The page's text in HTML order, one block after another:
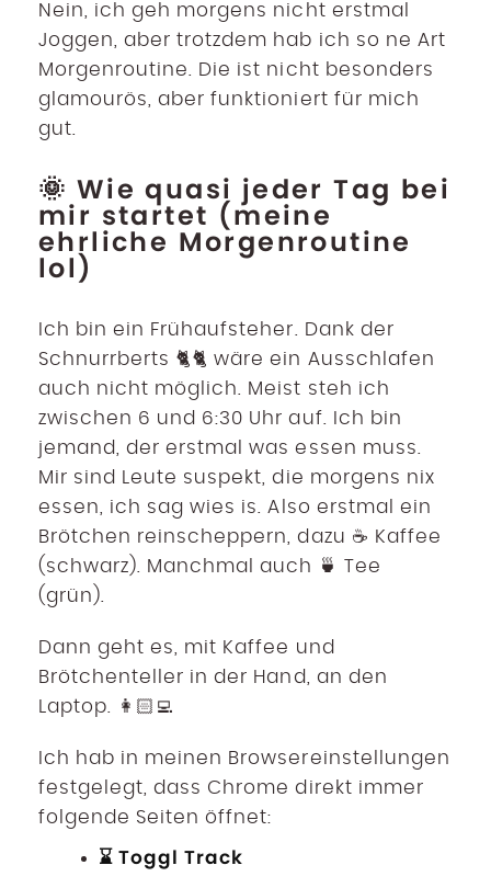
Nein, ich geh morgens nicht erstmal
Joggen, aber trotzdem hab ich so ne Art
Morgenroutine. Die ist nicht besonders
glamourös, aber funktioniert für mich
gut.
🌞 Wie quasi jeder Tag bei
mir startet (meine
ehrliche Morgenroutine
lol)
Ich bin ein Frühaufsteher. Dank der
Schnurrberts 🐈🐈 wäre ein Ausschlafen
auch nicht möglich. Meist steh ich
zwischen 6 und 6:30 Uhr auf. Ich bin
jemand, der erstmal was essen muss.
Mir sind Leute suspekt, die morgens nix
essen, ich sag wies is. Also erstmal ein
Brötchen reinscheppern, dazu ☕ Kaffee
(schwarz). Manchmal auch 🍵 Tee
(grün).
Dann geht es, mit Kaffee und
Brötchenteller in der Hand, an den
Laptop. 👩🏻‍💻
Ich hab in meinen Browsereinstellungen
festgelegt, dass Chrome direkt immer
folgende Seiten öffnet:
⌛ Toggl Track